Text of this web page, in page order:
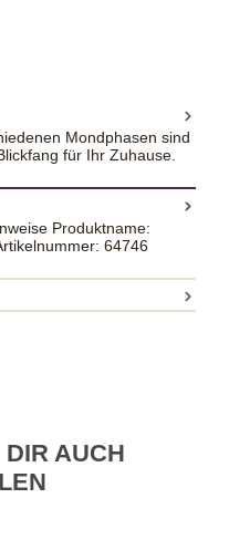
Mondphasen sind
für Ihr Zuhause.
Produktname:
64746
AUCH